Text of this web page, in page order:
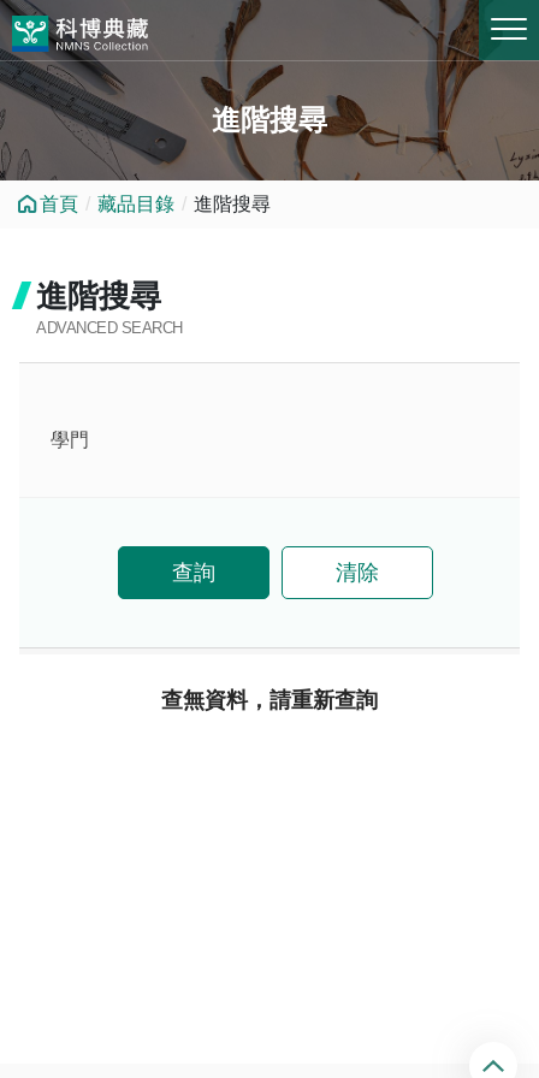
跳到中央內容區塊
進階搜尋
首頁 藏品目錄 進階搜尋
進階搜尋
ADVANCED SEARCH
學門
查詢 清除
查無資料，請重新查詢
回
頂
端